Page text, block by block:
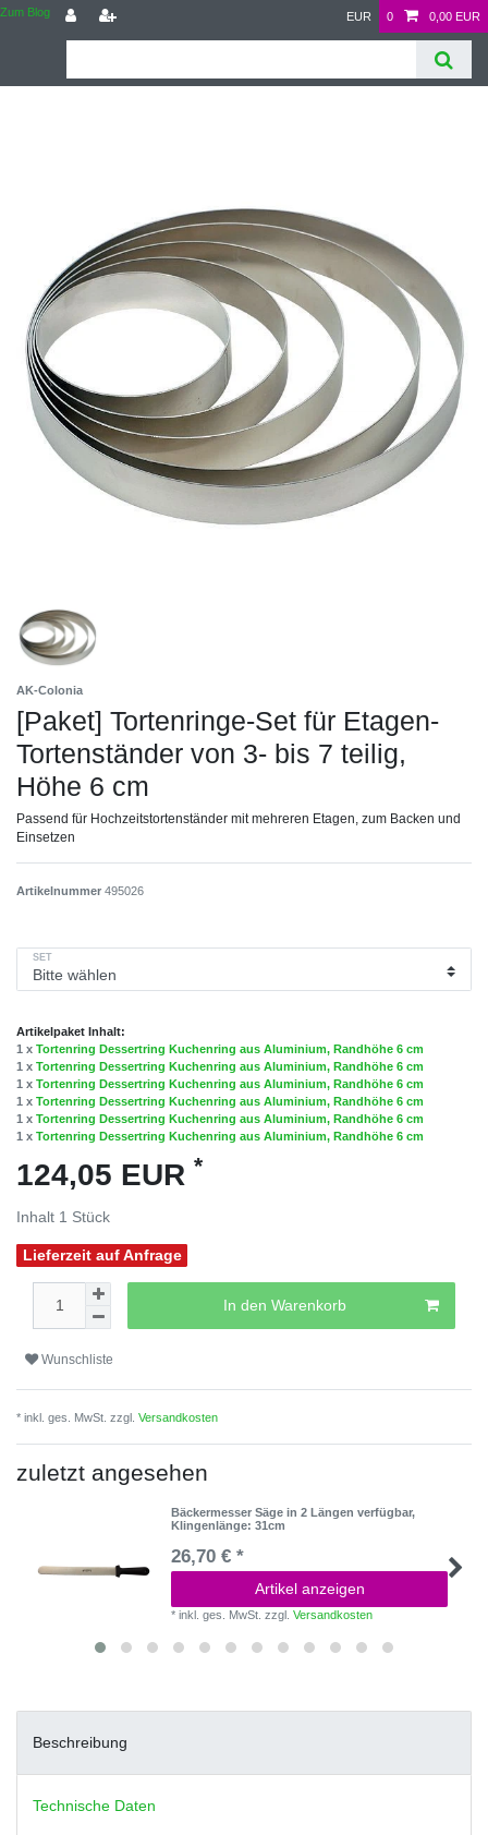
Zum Blog EUR 0 0,00 EUR
AK-Colonia
[Paket] Tortenringe-Set für Etagen-
Tortenständer von 3- bis 7 teilig,
Höhe 6 cm
Passend für Hochzeitstortenständer mit mehreren Etagen, zum Backen und
Einsetzen
Artikelnummer 495026
SET
Artikelpaket Inhalt:
1 x Tortenring Dessertring Kuchenring aus Aluminium, Randhöhe 6 cm
1 x Tortenring Dessertring Kuchenring aus Aluminium, Randhöhe 6 cm
1 x Tortenring Dessertring Kuchenring aus Aluminium, Randhöhe 6 cm
1 x Tortenring Dessertring Kuchenring aus Aluminium, Randhöhe 6 cm
1 x Tortenring Dessertring Kuchenring aus Aluminium, Randhöhe 6 cm
1 x Tortenring Dessertring Kuchenring aus Aluminium, Randhöhe 6 cm
124,05 EUR *
Inhalt 1 Stück
Lieferzeit auf Anfrage
In den Warenkorb
Wunschliste
* inkl. ges. MwSt. zzgl. Versandkosten
zuletzt angesehen
Bäckermesser Säge in 2 Längen verfügbar,
Klingenlänge: 31cm
26,70 € *
Artikel anzeigen
*inkl. ges. MwSt. zzgl.Versandkosten
Beschreibung
Technische Daten